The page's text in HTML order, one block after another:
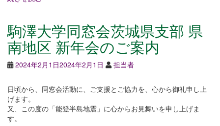
駒澤大学同窓会茨城県支部 県
南地区 新年会のご案内
2024年2月1日2024年2月1日 担当者
日頃から、同窓会活動に、ご支援とご協力を、心から御礼申し上
げます。
又、この度の「能登半島地震」に心からお見舞いを申し上げま
す。